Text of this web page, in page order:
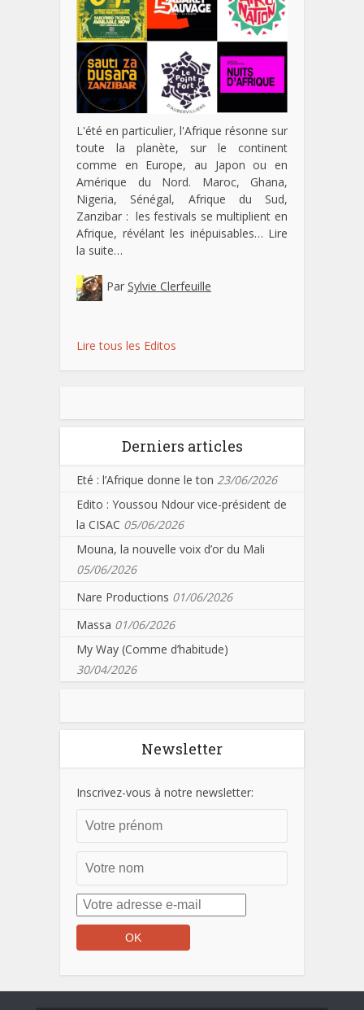
L'été en particulier, l'Afrique résonne sur
toute la planète, sur le continent
comme en Europe, au Japon ou en
Amérique du Nord. Maroc, Ghana,
Nigeria, Sénégal, Afrique du Sud,
Zanzibar : les festivals se multiplient en
Afrique, révélant les inépuisables… Lire
la suite…
Par Sylvie Clerfeuille
Lire tous les Editos
Derniers articles
Eté : l’Afrique donne le ton 23/06/2026
Edito : Youssou Ndour vice-président de
la CISAC 05/06/2026
Mouna, la nouvelle voix d’or du Mali
05/06/2026
Nare Productions 01/06/2026
Massa 01/06/2026
My Way (Comme d’habitude)
30/04/2026
Newsletter
Inscrivez-vous à notre newsletter: